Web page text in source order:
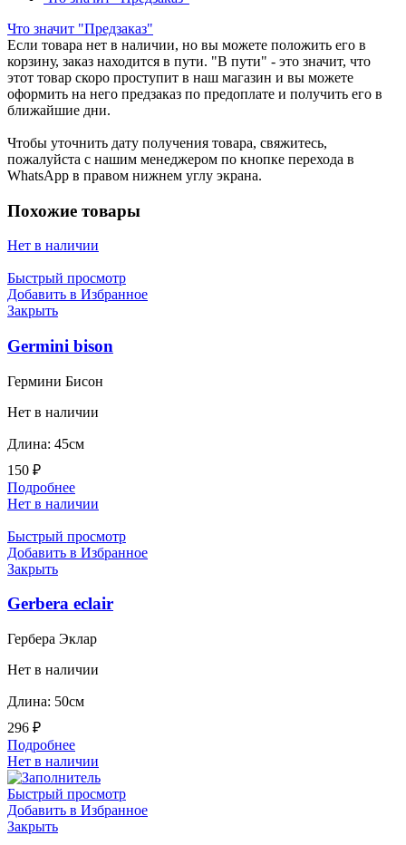
Что значит "Предзаказ"
Если товара нет в наличии, но вы можете положить его в
корзину, заказ находится в пути. "В пути" - это значит, что
этот товар скоро проступит в наш магазин и вы можете
оформить на него предзаказ по предоплате и получить его в
ближайшие дни.
Чтобы уточнить дату получения товара, свяжитесь,
пожалуйста с нашим менеджером по кнопке перехода в
WhatsApp в правом нижнем углу экрана.
Похожие товары
Нет в наличии
Быстрый просмотр
Добавить в Избранное
Закрыть
Germini bison
Гермини Бисон
Нет в наличии
Длина: 45см
150 ₽
Подробнее
Нет в наличии
Быстрый просмотр
Добавить в Избранное
Закрыть
Gerbera eclair
Гербера Эклар
Нет в наличии
Длина: 50см
296 ₽
Подробнее
Нет в наличии
Быстрый просмотр
Добавить в Избранное
Закрыть